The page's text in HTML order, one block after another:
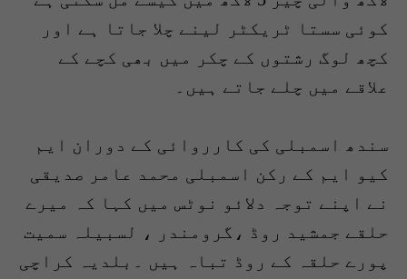
کوئی سستا ٹریکٹر لینے چلا جاتا ہے اور
کچھ لوگ رشتوں کے چکر میں بھی کچے کے
علاقے میں چلے جاتے ہیں۔
سندھ اسمبلی کی کارروائی کے دوران ایم
کیو ایم کے رکن اسمبلی محمد عامر صدیقی
نے اپنے توجہ دلائو نوٹس میں کہا کہ میرے
حلقے جمشید روڈ ،گرومندر ، لسبیلہ سمیت
پورے حلقہ کے روڈ تباہ ہیں ۔بلدیہ کراچی